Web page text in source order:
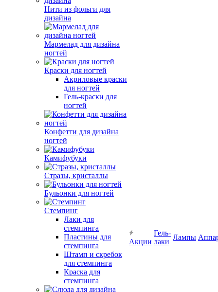
Нити из фольги для
дизайна
Мармелад для дизайна
ногтей
Краски для ногтей
Акриловые краски
для ногтей
Гель-краски для
ногтей
Конфетти для дизайна
ногтей
Камифубуки
Стразы, кристаллы
Бульонки для ногтей
Стемпинг
Лаки для
стемпинга
Пластины для
стемпинга
Штамп и скребок
для стемпинга
Краска для
стемпинга
Акции
Гель-
лаки
Лампы